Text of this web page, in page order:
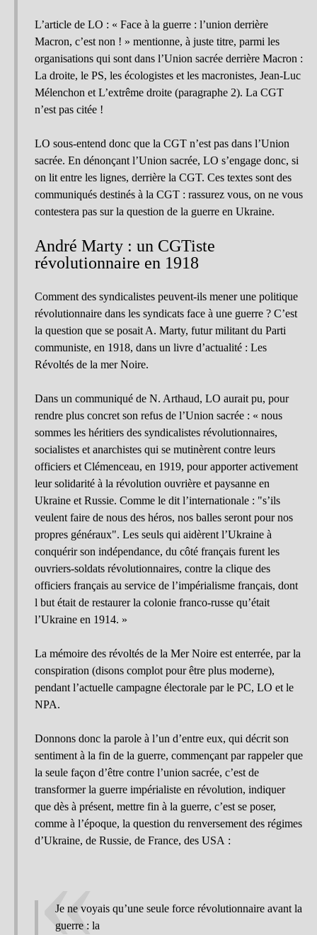
L’article de LO : « Face à la guerre : l’union derrière
Macron, c’est non ! » mentionne, à juste titre, parmi les
organisations qui sont dans l’Union sacrée derrière Macron :
La droite, le PS, les écologistes et les macronistes, Jean-Luc
Mélenchon et L’extrême droite (paragraphe 2). La CGT
n’est pas citée !
LO sous-entend donc que la CGT n’est pas dans l’Union
sacrée. En dénonçant l’Union sacrée, LO s’engage donc, si
on lit entre les lignes, derrière la CGT. Ces textes sont des
communiqués destinés à la CGT : rassurez vous, on ne vous
contestera pas sur la question de la guerre en Ukraine.
André Marty : un CGTiste
révolutionnaire en 1918
Comment des syndicalistes peuvent-ils mener une politique
révolutionnaire dans les syndicats face à une guerre ? C’est
la question que se posait A. Marty, futur militant du Parti
communiste, en 1918, dans un livre d’actualité : Les
Révoltés de la mer Noire.
Dans un communiqué de N. Arthaud, LO aurait pu, pour
rendre plus concret son refus de l’Union sacrée : « nous
sommes les héritiers des syndicalistes révolutionnaires,
socialistes et anarchistes qui se mutinèrent contre leurs
officiers et Clémenceau, en 1919, pour apporter activement
leur solidarité à la révolution ouvrière et paysanne en
Ukraine et Russie. Comme le dit l’internationale : "s’ils
veulent faire de nous des héros, nos balles seront pour nos
propres généraux". Les seuls qui aidèrent l’Ukraine à
conquérir son indépendance, du côté français furent les
ouvriers-soldats révolutionnaires, contre la clique des
officiers français au service de l’impérialisme français, dont
l but était de restaurer la colonie franco-russe qu’était
l’Ukraine en 1914. »
La mémoire des révoltés de la Mer Noire est enterrée, par la
conspiration (disons complot pour être plus moderne),
pendant l’actuelle campagne électorale par le PC, LO et le
NPA.
Donnons donc la parole à l’un d’entre eux, qui décrit son
sentiment à la fin de la guerre, commençant par rappeler que
la seule façon d’être contre l’union sacrée, c’est de
transformer la guerre impérialiste en révolution, indiquer
que dès à présent, mettre fin à la guerre, c’est se poser,
comme à l’époque, la question du renversement des régimes
d’Ukraine, de Russie, de France, des USA :
Je ne voyais qu’une seule force révolutionnaire avant la
guerre : la